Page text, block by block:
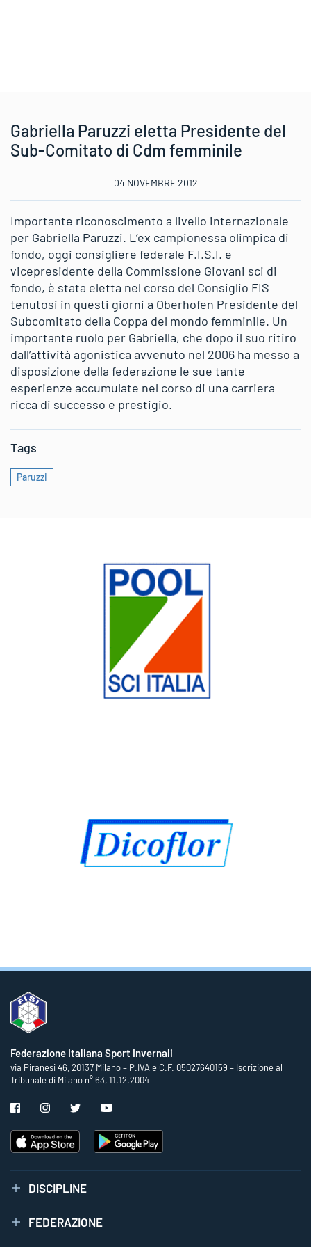
Gabriella Paruzzi eletta Presidente del
Sub-Comitato di Cdm femminile
04 NOVEMBRE 2012
Importante riconoscimento a livello internazionale
per Gabriella Paruzzi. L’ex campionessa olimpica di
fondo, oggi consigliere federale F.I.S.I. e
vicepresidente della Commissione Giovani sci di
fondo, è stata eletta nel corso del Consiglio FIS
tenutosi in questi giorni a Oberhofen Presidente del
Subcomitato della Coppa del mondo femminile. Un
importante ruolo per Gabriella, che dopo il suo ritiro
dall’attività agonistica avvenuto nel 2006 ha messo a
disposizione della federazione le sue tante
esperienze accumulate nel corso di una carriera
ricca di successo e prestigio.
Tags
Paruzzi
Federazione Italiana Sport Invernali
via Piranesi 46, 20137 Milano – P.IVA e C.F. 05027640159 – Iscrizione al
Tribunale di Milano n° 63, 11.12.2004
DISCIPLINE
FEDERAZIONE